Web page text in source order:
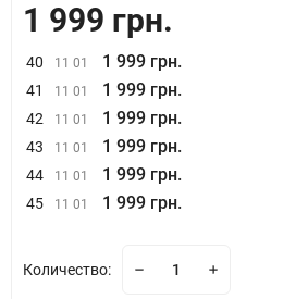
1 999 грн.
40 11 01 1 999 грн.
41 11 01 1 999 грн.
42 11 01 1 999 грн.
43 11 01 1 999 грн.
44 11 01 1 999 грн.
45 11 01 1 999 грн.
Количество: